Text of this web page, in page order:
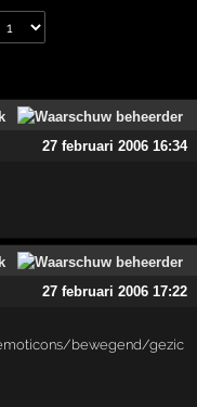
27 februari 2006 16:34
27 februari 2006 17:22